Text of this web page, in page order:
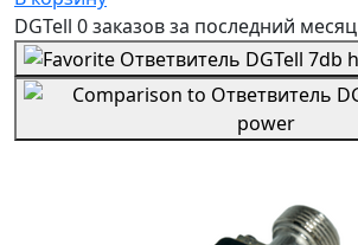
DGTell 0 заказовза последний месяц